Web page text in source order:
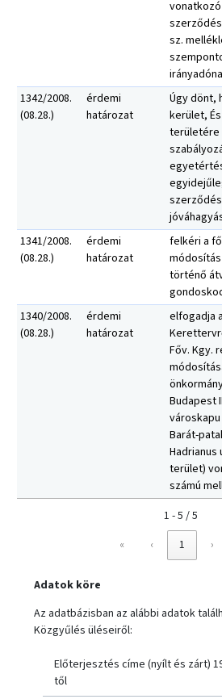
sz.
1342/2008.
(08.28.)
érdemi
határozat
Úgy dönt,
kerület,
területére
1341/2008.
(08.28.)
érdemi
határozat
felkéri a
történő
1340/2008.
(08.28.)
érdemi
határozat
elfogadja
Főv. Kgy.
Budapest
Barát-
terület)
számú
1 - 5 / 5
«
‹ 1 ›
Adatok köre
Az adatbázisban az alábbi adatok
Közgyűlés üléseiről:
Előterjesztés címe (nyílt és zárt)
től